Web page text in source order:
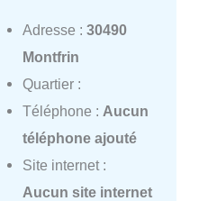
Adresse : 30490
Montfrin
Quartier :
Téléphone : Aucun
téléphone ajouté
Site internet :
Aucun site internet